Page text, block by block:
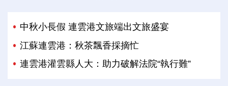
中秋小長假 連雲港文旅端出文旅盛宴
江蘇連雲港：秋茶飄香採摘忙
連雲港灌雲縣人大：助力破解法院“執行難”